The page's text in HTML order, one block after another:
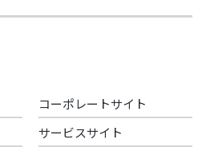
コーポレートサイト
サービスサイト